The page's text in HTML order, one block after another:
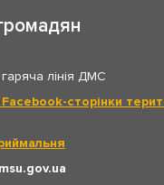
лінія ДМС
Facebook-сторінки